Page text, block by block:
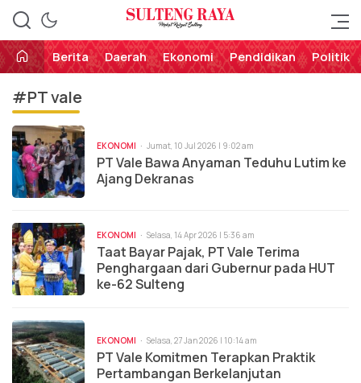
Sulteng Raya
Perekat Rakyat Sulteng
Berita
Daerah Ekonomi Pendidikan Politik
#PT vale
EKONOMI Jumat, 10 Jul 2026 | 9:02 am
PT Vale Bawa Anyaman Teduhu Lutim ke
Ajang Dekranas
EKONOMI Selasa, 14 Apr 2026 | 5:36 am
Taat Bayar Pajak, PT Vale Terima
Penghargaan dari Gubernur pada HUT
ke-62 Sulteng
EKONOMI Selasa, 27 Jan 2026 | 10:14 am
PT Vale Komitmen Terapkan Praktik
Pertambangan Berkelanjutan